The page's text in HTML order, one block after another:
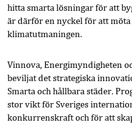
hitta smarta lösningar för att
är därför en nyckel för att möta
klimatutmaningen.
Vinnova, Energimyndigheten
beviljat det strategiska
Smarta och hållbara städer.
stor vikt för Sveriges
konkurrenskraft och för att